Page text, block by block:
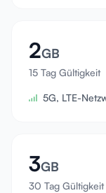
Support
Anmelden
2GB
15 Tag Gültigkeit
5G, LTE-
3GB
30 Tag Gültigkeit